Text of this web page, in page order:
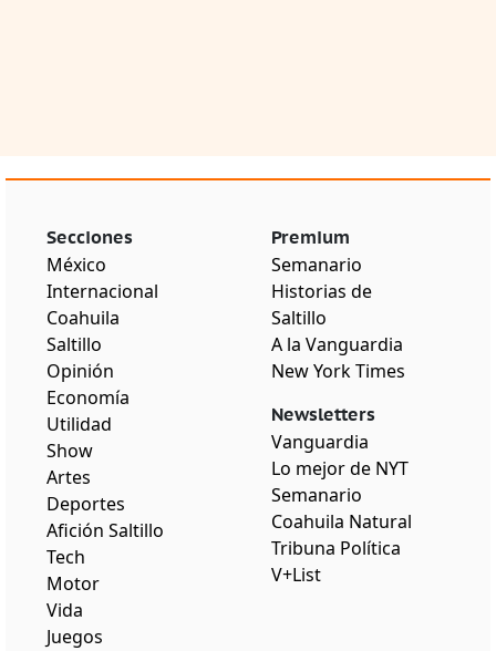
Secciones
México
Internacional
Coahuila
Saltillo
Opinión
Economía
Utilidad
Show
Artes
Deportes
Afición Saltillo
Tech
Motor
Vida
Juegos
Premium
Semanario
Historias de
Saltillo
A la Vanguardia
New York Times
Newsletters
Vanguardia
Lo mejor de NYT
Semanario
Coahuila Natural
Tribuna Política
V+List